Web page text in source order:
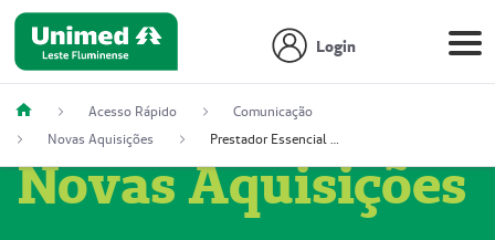
Login
Acesso Rápido
Comunicação
Novas Aquisições
Prestador Essencial Gestão em Saúde Ereli (51004354-7)
Novas Aquisições